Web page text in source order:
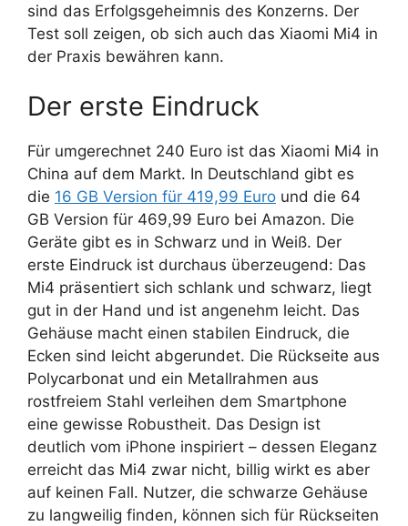
sind das Erfolgsgeheimnis des Konzerns. Der
Test soll zeigen, ob sich auch das Xiaomi Mi4 in
der Praxis bewähren kann.
Der erste Eindruck
Für umgerechnet 240 Euro ist das Xiaomi Mi4 in
China auf dem Markt. In Deutschland gibt es
die 16 GB Version für 419,99 Euro und die 64
GB Version für 469,99 Euro bei Amazon. Die
Geräte gibt es in Schwarz und in Weiß. Der
erste Eindruck ist durchaus überzeugend: Das
Mi4 präsentiert sich schlank und schwarz, liegt
gut in der Hand und ist angenehm leicht. Das
Gehäuse macht einen stabilen Eindruck, die
Ecken sind leicht abgerundet. Die Rückseite aus
Polycarbonat und ein Metallrahmen aus
rostfreiem Stahl verleihen dem Smartphone
eine gewisse Robustheit. Das Design ist
deutlich vom iPhone inspiriert – dessen Eleganz
erreicht das Mi4 zwar nicht, billig wirkt es aber
auf keinen Fall. Nutzer, die schwarze Gehäuse
zu langweilig finden, können sich für Rückseiten